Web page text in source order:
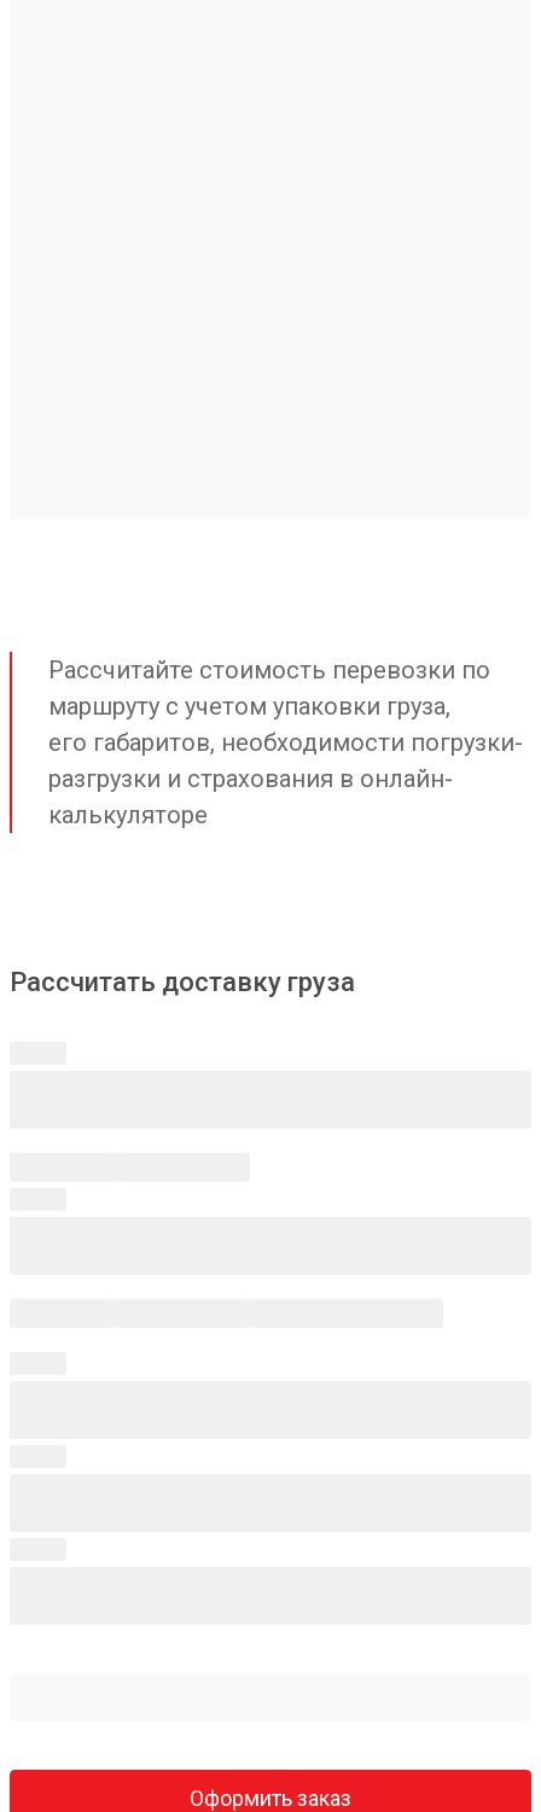
Рассчитайте стоимость перевозки по
маршруту с учетом упаковки груза,
его габаритов, необходимости погрузки-
разгрузки и страхования в онлайн-
калькуляторе
Рассчитать доставку груза
Оформить заказ